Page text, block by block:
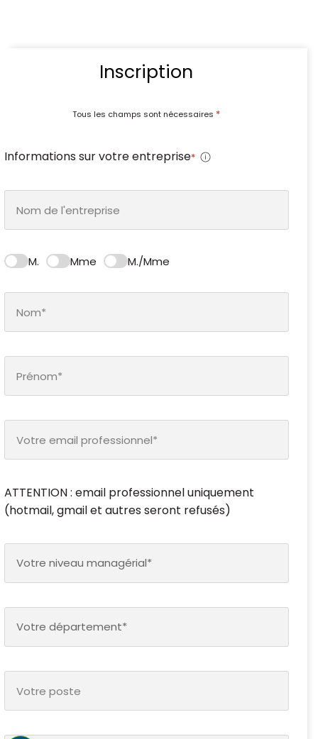
Inscription
Tous les champs sont nécessaires *
Informations sur votre entreprise*
M. Mme M./Mme
ATTENTION : email professionnel uniquement
(hotmail, gmail et autres seront refusés)
Votre niveau managérial*
Votre département*